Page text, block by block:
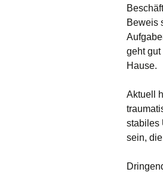
Beweis
geht
Hause.
Aktuell
stabiles
sein,